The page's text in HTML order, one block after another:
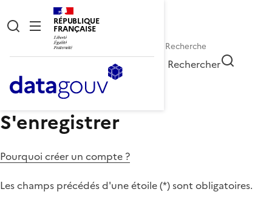
RÉPUBLIQUE
FRANÇAISE
Rechercher
S'enregistrer
Pourquoi créer un compte ?
Les champs précédés d'une étoile (*) sont obligatoires.